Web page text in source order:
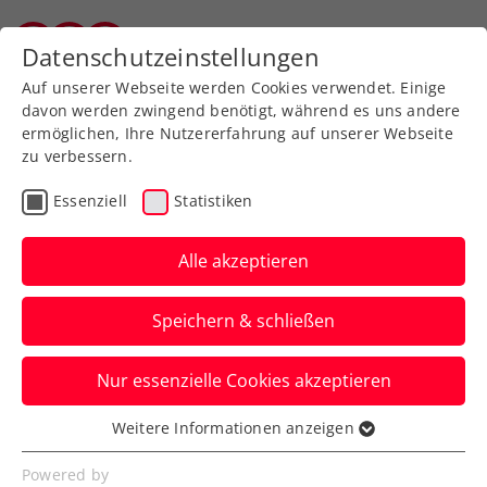
Zurück zur Newsübersicht
Turniere
NÖ Open powered by
EVN: Die Welt zu Gast in
Tulln
Die vorläufige Spielerliste des ATP-100-
Challengers in Niederösterreich (1. bis 8.
September) ist bekannt.
Verfasst von: Presseaussendung / Redaktion, 21.08.2024
Datenschutzeinstellungen
Auf unserer Webseite werden Cookies verwendet. Einige
davon werden zwingend benötigt, während es uns andere
ermöglichen, Ihre Nutzererfahrung auf unserer Webseite
zu verbessern.
Essenziell Statistiken
Alle akzeptieren
Speichern & schließen
Nur essenzielle Cookies akzeptieren
Essenziell
Essenzielle Cookies werden für grundlegende
Weitere Informationen anzeigen
Powered by